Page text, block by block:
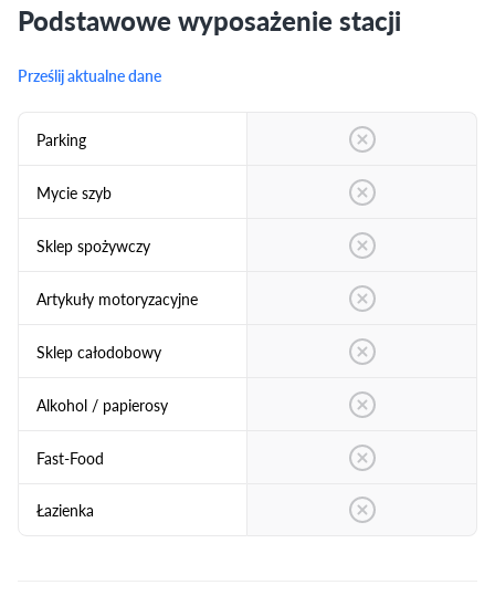
Podstawowe wyposażenie stacji
Prześlij aktualne dane
Parking
Mycie szyb
Sklep spożywczy
Artykuły motoryzacyjne
Sklep całodobowy
Alkohol / papierosy
Fast-Food
Łazienka